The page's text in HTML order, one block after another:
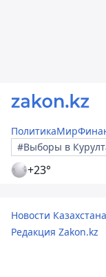
ПолитикаМир
#Выборы в
+23°
Новости
Редакция Zakon.kz